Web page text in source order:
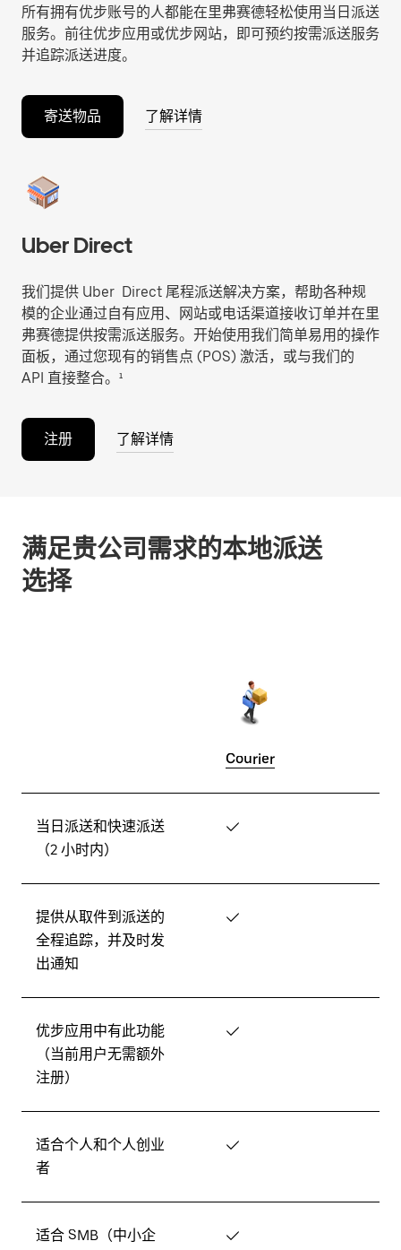
所有拥有优步账号的人都能在里弗赛德轻松使用当日派送
服务。前往优步应用或优步网站，即可预约按需派送服务
并追踪派送进度。
寄送物品 了解详情
Uber Direct
我们提供 Uber Direct 尾程派送解决方案，帮助各种规
模的企业通过自有应用、网站或电话渠道接收订单并在里
弗赛德提供按需派送服务。开始使用我们简单易用的操作
面板，通过您现有的销售点 (POS) 激活，或与我们的
API 直接整合。¹
注册 了解详情
满足贵公司需求的本地派送
选择
Courier
当日派送和快速派送
（2 小时内）
✓
提供从取件到派送的
全程追踪，并及时发
出通知
✓
优步应用中有此功能
（当前用户无需额外
注册）
✓
适合个人和个人创业
者
✓
适合 SMB（中小企 ✓